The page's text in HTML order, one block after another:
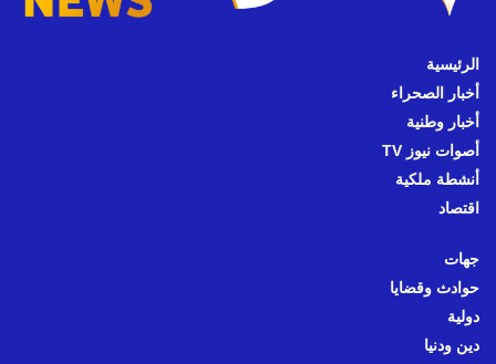
الرئيسية
أخبار الصحراء
أخبار وطنية
أصوات نيوز TV
أنشطة ملكية
اقتصاد
جهات
حوادث وقضايا
دولية
دين ودنيا